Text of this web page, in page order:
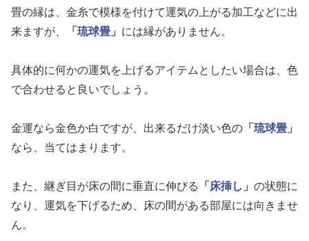
畳の縁は、金糸で模様を付けて運気の上がる加工などに出
来ますが、
「琉球畳」 には縁がありません。
具体的に何かの運気を上げるアイテムとしたい場合は、色
で合わせると良いでしょう。
金運なら金色か白ですが、出来るだけ淡い色の 「琉球畳」
なら、当てはまります。
また、継ぎ目が床の間に垂直に伸びる 「床挿し」 の状態に
なり、運気を下げるため、床の間がある部屋には向きませ
ん。